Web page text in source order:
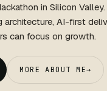
in Silicon
AI-first
can focus on growth.
MORE ABOUT ME→